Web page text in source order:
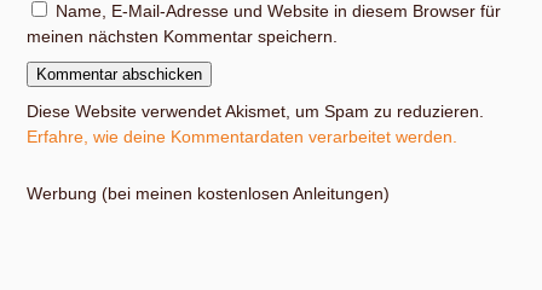
Name, E-Mail-Adresse und Website in diesem Browser für
meinen nächsten Kommentar speichern.
Diese Website verwendet Akismet, um Spam zu reduzieren.
Erfahre, wie deine Kommentardaten verarbeitet werden.
Werbung (bei meinen kostenlosen Anleitungen)